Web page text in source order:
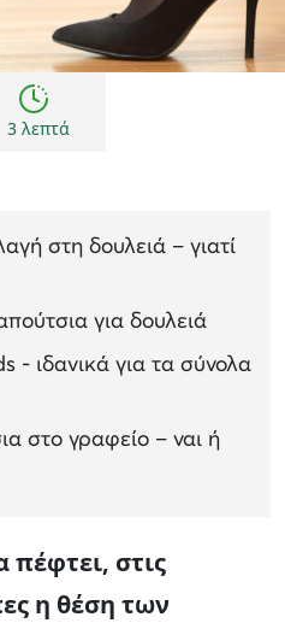
Συμβουλές
3 λεπτά
στη δουλειά – γιατί
για δουλειά
- ιδανικά για τα σύνολα
στο γραφείο – ναι ή
πέφτει, στις
η θέση των